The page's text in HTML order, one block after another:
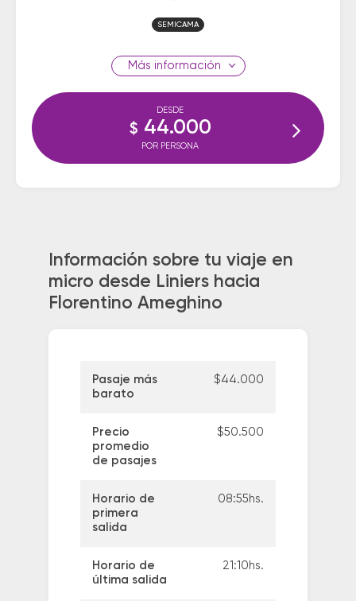
SEMICAMA
información
DESDE
$ 44.000
POR PERSONA
Información sobre tu viaje en
micro desde Liniers hacia
Florentino Ameghino
Pasaje más
barato
$44.000
Precio
promedio
de pasajes
$50.500
Horario de
primera
salida
08:55hs.
Horario de
última salida
21:10hs.